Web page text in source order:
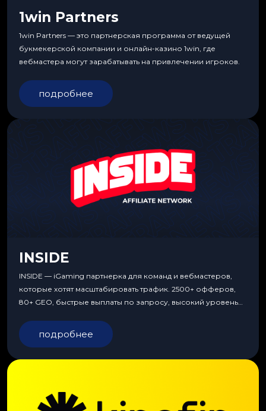
1win Partners
1win Partners — это партнерская программа от ведущей
букмекерской компании и онлайн-казино 1win, где
вебмастера могут зарабатывать на привлечении игроков.
подробнее
INSIDE
INSIDE — iGaming партнерка для команд и вебмастеров,
которые хотят масштабировать трафик. 2500+ офферов,
80+ GEO, быстрые выплаты по запросу, высокий уровень
подробнее